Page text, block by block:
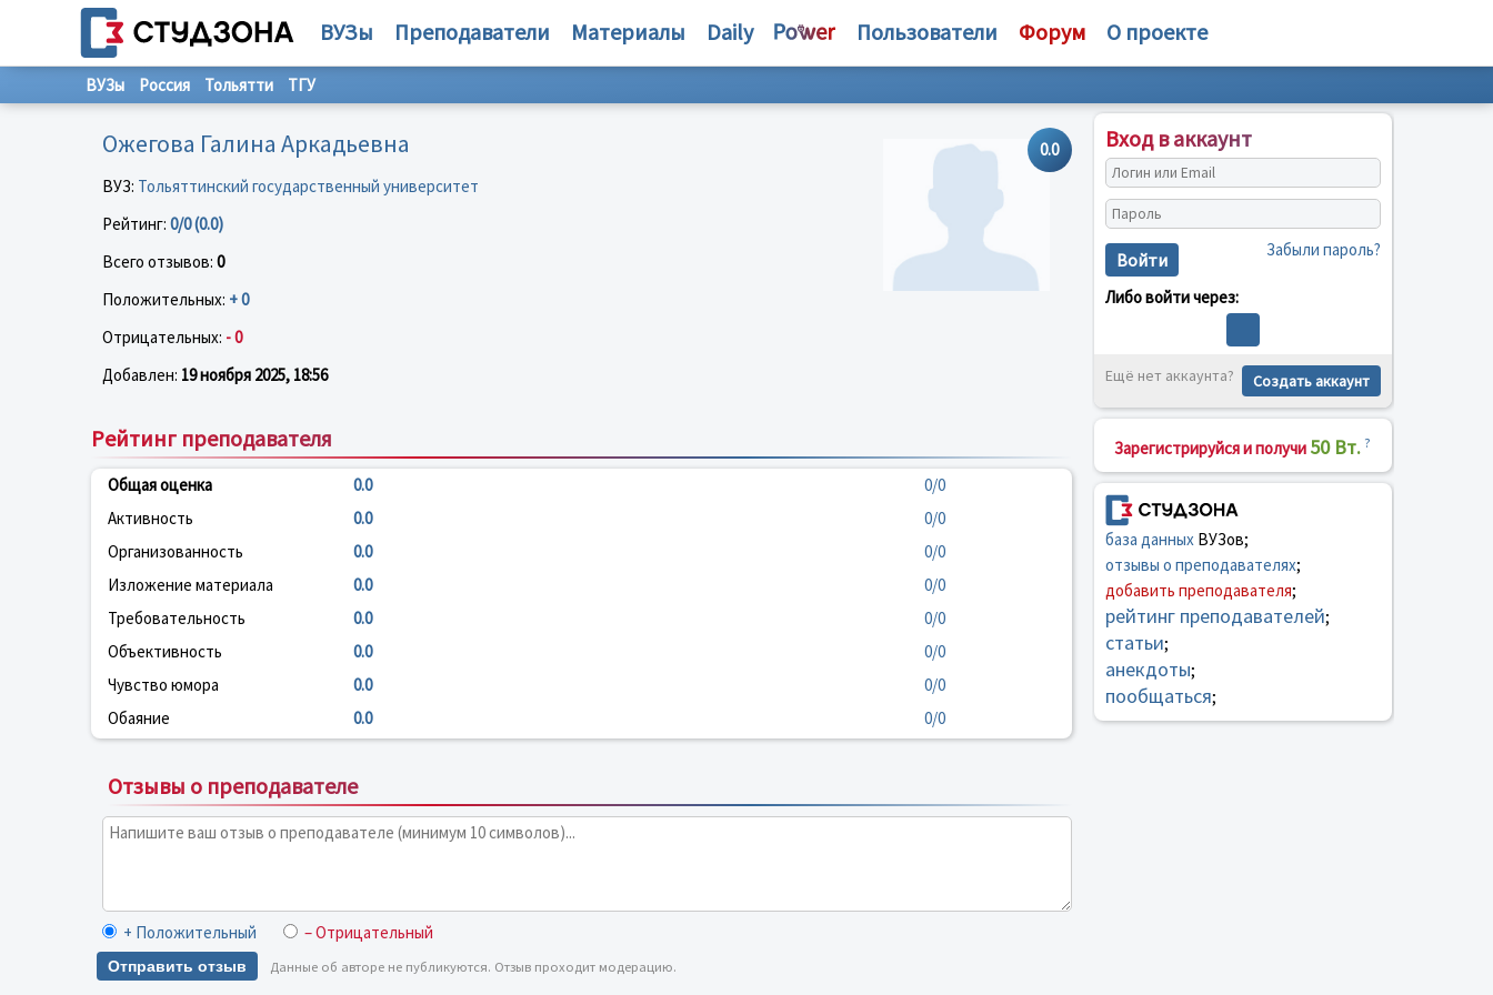
ВУЗы Преподаватели Материалы Daily Пользователи Форум О проекте
ВУЗы Россия Тольятти ТГУ
0.0
Ожегова Галина Аркадьевна
ВУЗ: Тольяттинский государственный университет
Рейтинг: 0/0 (0.0)
Всего отзывов: 0
Положительных: + 0
Отрицательных: - 0
Добавлен: 19 ноября 2025, 18:56
Рейтинг преподавателя
Общая оценка 0.0
0/0
Активность
0.0
0/0
Организованность
0.0
0/0
Изложение материала
0.0
0/0
Требовательность
0.0
0/0
Объективность
0.0
0/0
Чувство юмора
0.0
0/0
Обаяние
0.0 0/0
Отзывы о преподавателе
+ Положительный – Отрицательный
Отправить отзыв Данные об авторе не публикуются. Отзыв проходит модерацию.
Вход в аккаунт
Войти Забыли пароль?
Либо войти через:
Ещё нет аккаунта? Создать аккаунт
Зарегистрируйся и получи 50 Вт. ?
база данныхВУЗов;
отзывы о преподавателях;
добавить преподавателя;
рейтинг преподавателей;
статьи;
анекдоты;
пообщаться;